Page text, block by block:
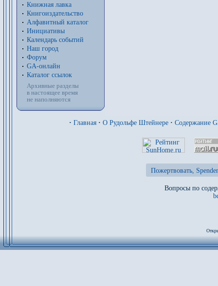
Книжная лавка
Книгоиздательство
Алфавитный каталог
Инициативы
Календарь событий
Наш город
Форум
GA-онлайн
Каталог ссылок
Архивные разделы
в настоящее время
не наполняются
· Главная · О Рудольфе Штейнере · Содержание
Пожертвовать,
Вопросы по